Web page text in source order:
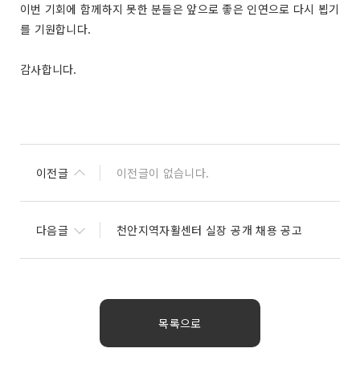
이번 기회에 함께하지 못한 분들은 앞으로 좋은 인연으로 다시 뵙기
를 기원합니다.
감사합니다.
이전글 이전글이 없습니다.
다음글 천안지역자활센터 실장 공개 채용 공고
목록으로